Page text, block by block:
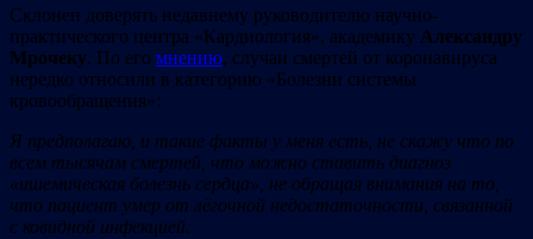
Склонен доверять недавнему руководителю научно-
практического центра «Кардиология», академику Александру
Мрочеку. По его мнению, случаи смертей от коронавируса
нередко относили в категорию «Болезни системы
кровообращения»:
Я предполагаю, и такие факты у меня есть, не скажу что по
всем тысячам смертей, что можно ставить диагноз
«ишемическая болезнь сердца», не обращая внимания на то,
что пациент умер от лёгочной недостаточности, связанной
с ковидной инфекцией.